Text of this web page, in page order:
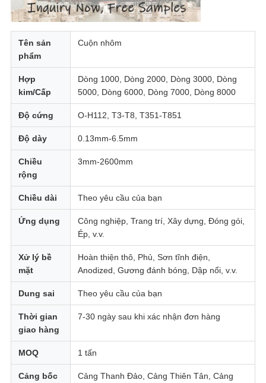
CHÍNH
SÁCH
BẢO
MẬT
Tên sản
phẩm
Cuộn nhôm
Hợp
kim/Cấp
Dòng 1000, Dòng 2000, Dòng 3000, Dòng
5000, Dòng 6000, Dòng 7000, Dòng 8000
Độ cứng O-H112, T3-T8, T351-T851
Độ dày 0.13mm-6.5mm
Chiều
rộng
3mm-2600mm
Chiều dài Theo yêu cầu của bạn
Ứng dụng
Công nghiệp, Trang trí, Xây dựng, Đóng gói,
Ép, v.v.
Xử lý bề
mặt
Hoàn thiện thô, Phủ, Sơn tĩnh điện,
Anodized, Gương đánh bóng, Dập nổi, v.v.
Dung sai Theo yêu cầu của bạn
Thời gian
giao hàng
7-30 ngày sau khi xác nhận đơn hàng
MOQ 1 tấn
Cảng bốc
Cảng Thanh Đảo, Cảng Thiên Tân, Cảng